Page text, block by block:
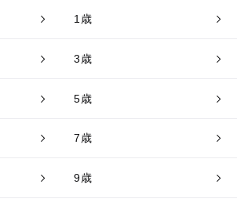
1歳
3歳
5歳
7歳
9歳